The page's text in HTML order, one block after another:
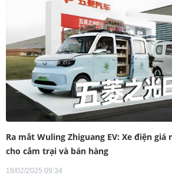
Ra mắt Wuling Zhiguang EV: Xe điện
cho cắm trại và bán hàng
18/02/2025 09:34